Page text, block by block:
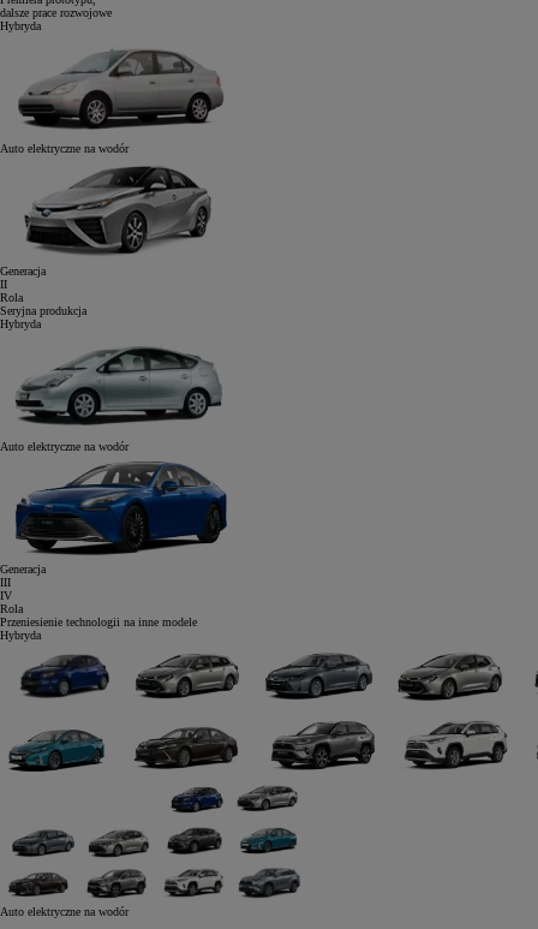
dalsze prace rozwojowe
Hybryda
Auto elektryczne na wodór
Generacja
II
Rola
Seryjna produkcja
Hybryda
Auto elektryczne na wodór
Generacja
III
IV
Rola
Przeniesienie technologii na inne modele
Hybryda
Auto elektryczne na wodór